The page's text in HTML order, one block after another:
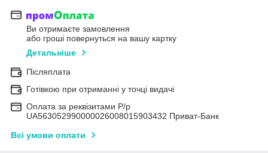
Ви отримаєте замовлення
або гроші повернуться на вашу картку
Детальніше
Післяплата
Готівкою при отриманні у точці видачі
Оплата за реквізитами Р/р
UA563052990000026008015903432 Приват-Банк
Всі умови оплати